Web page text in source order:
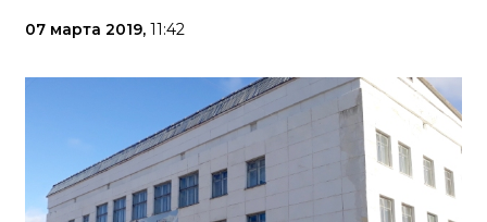
07 марта 2019, 11:42